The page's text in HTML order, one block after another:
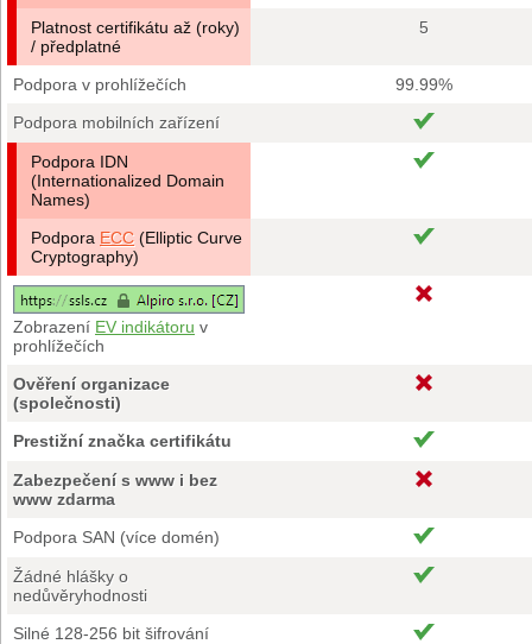
Platnost certifikátu až (roky)
/ předplatné
5
Podpora v prohlížečích
99.99%
Podpora mobilních zařízení
Podpora IDN
(Internationalized Domain
Names)
Podpora ECC (Elliptic Curve
Cryptography)
Zobrazení EV indikátoru v
prohlížečích
Ověření organizace
(společnosti)
Prestižní značka certifikátu
Zabezpečení s www i bez
www zdarma
Podpora SAN (více domén)
Žádné hlášky o
nedůvěryhodnosti
Silné 128-256 bit šifrování